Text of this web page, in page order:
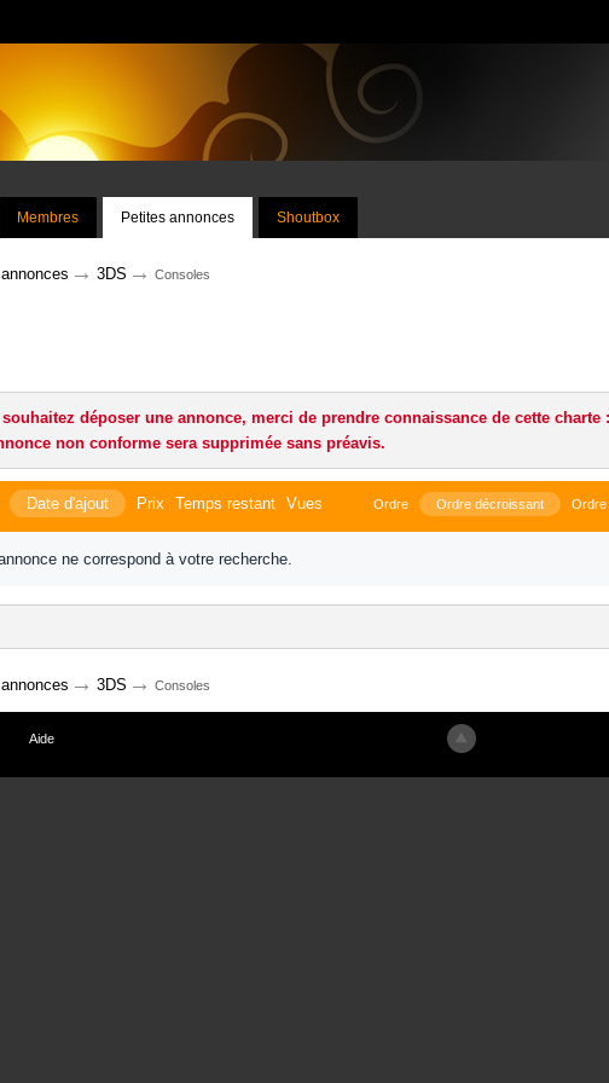
Membres Petites annonces Shoutbox
→ 3DS → Consoles
déposer une annonce, merci de prendre connaissance de cette charte :
non conforme sera supprimée sans préavis.
Date d'ajout Prix Temps restant Vues Ordre Ordre décroissant Ordre
ne correspond à votre recherche.
→ 3DS → Consoles
Aide